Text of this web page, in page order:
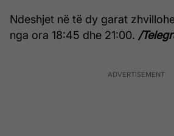
Ndeshjet në të dy garat
nga ora 18:45 dhe 21:00. /